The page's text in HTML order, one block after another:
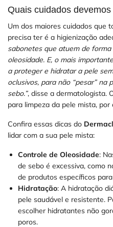
Quais cuidados
Um dos maiores cuidados que
precisa ter é a higienização
sabonetes que atuem de
oleosidade. E, o mais
a proteger e hidratar a pele
oclusivos, para não “pesar” na
sebo.”, disse a dermatologista.
para limpeza da pele mista, por
Confira essas dicas do
lidar com a sua pele mista:
Controle de Oleosidade:
de sebo é excessiva, como
de produtos específicos
Hidratação: A hidratação
pele saudável e resistente.
escolher hidratantes não
poros.